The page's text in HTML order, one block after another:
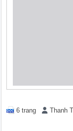
6 trang Thanh